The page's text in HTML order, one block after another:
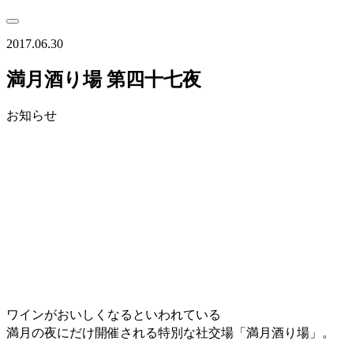
2017.06.30
満月酒り場 第四十七夜
お知らせ
ワインがおいしくなるといわれている
満月の夜にだけ開催される特別な社交場「満月酒り場」。